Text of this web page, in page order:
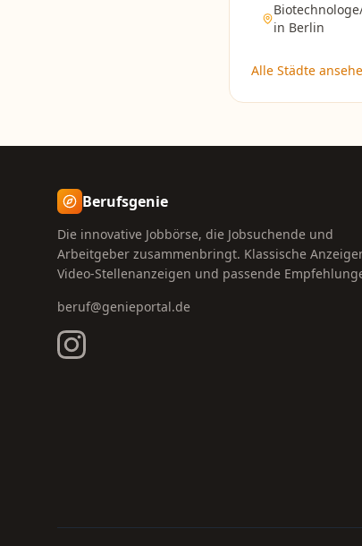
in Berlin
Alle Städte
Berufsgenie
Die innovative Jobbörse, die Jobsuchende und
Arbeitgeber zusammenbringt. Klassische
Video-Stellenanzeigen und passende
beruf@genieportal.de